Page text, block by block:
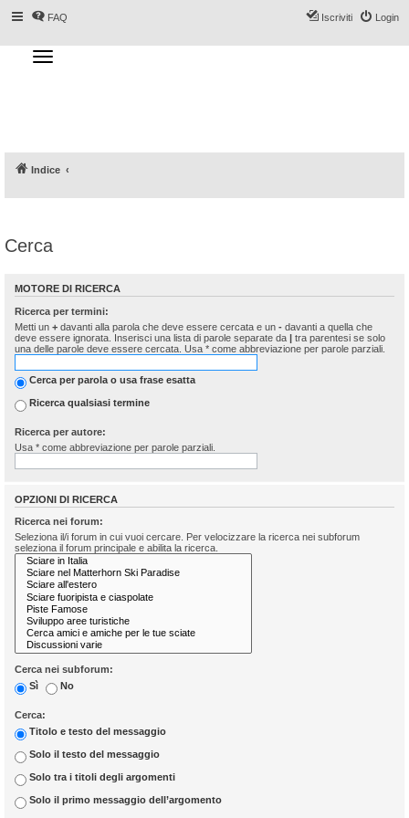
FAQ Login
Iscriviti
T
o
g
a
t
Indice
Cerca
MOTORE DI RICERCA
Ricerca per termini:
Metti un + davanti alla parola che deve essere cercata e un - davanti a quella che
deve essere ignorata. Inserisci una lista di parole separate da | tra parentesi se solo
una delle parole deve essere cercata. Usa * come abbreviazione per parole parziali.
Cerca per parola o usa frase esatta
Ricerca qualsiasi termine
Ricerca per autore:
Usa * come abbreviazione per parole parziali.
OPZIONI DI RICERCA
Ricerca nei forum:
Seleziona il/i forum in cui vuoi cercare. Per velocizzare la ricerca nei subforum
seleziona il forum principale e abilita la ricerca.
Cerca nei subforum:
Sì
No
Cerca:
Titolo e testo del messaggio
Solo il testo del messaggio
Solo tra i titoli degli argomenti
Solo il primo messaggio dell’argomento